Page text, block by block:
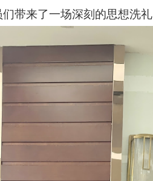
带来了一场深刻的思想洗礼